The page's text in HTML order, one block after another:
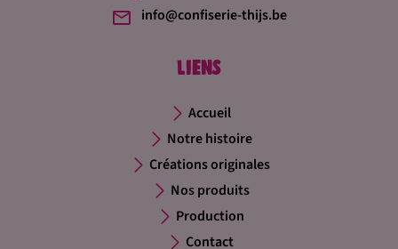
info@confiserie-thijs.be
Liens
Accueil
Notre histoire
Créations originales
Nos produits
Production
Contact